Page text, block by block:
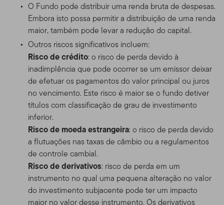
O Fundo pode distribuir uma renda bruta de despesas.
Embora isto possa permitir a distribuição de uma renda
maior, também pode levar a redução do capital.
Outros riscos significativos incluem:
Risco de crédito: o risco de perda devido à
inadimplência que pode ocorrer se um emissor deixar
de efetuar os pagamentos do valor principal ou juros
no vencimento. Este risco é maior se o fundo detiver
títulos com classificação de grau de investimento
inferior.
Risco de moeda estrangeira: o risco de perda devido
a flutuações nas taxas de câmbio ou a regulamentos
de controle cambial.
Risco de derivativos: risco de perda em um
instrumento no qual uma pequena alteração no valor
do investimento subjacente pode ter um impacto
maior no valor desse instrumento. Os derivativos